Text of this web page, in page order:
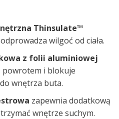
Thinsulate™
wilgoć od ciała.
z folii aluminiowej
powrotem i blokuje
wnętrza buta.
zapewnia dodatkową
wnętrze suchym.